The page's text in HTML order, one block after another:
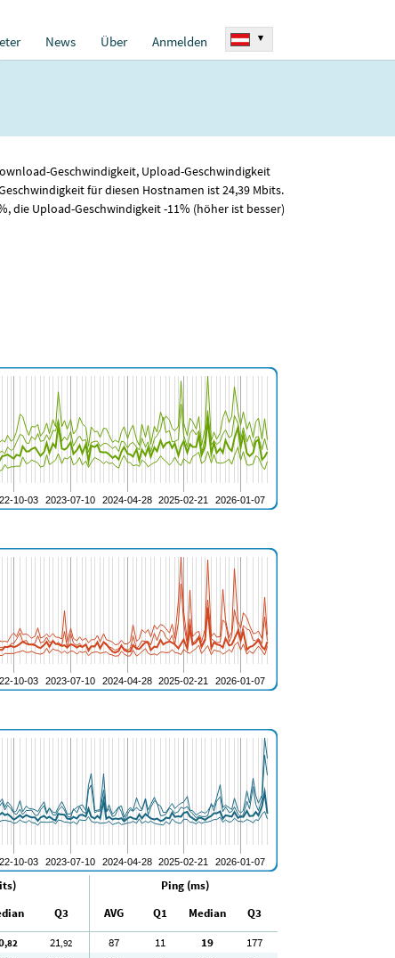
News Über Anmelden ▾
Geschwindigkeit, Upload-Geschwindigkeit
für diesen Hostnamen ist 24,39 Mbits.
die Upload-Geschwindigkeit -11% (höher ist besser)
Ping (ms)
Q3 AVG Q1 Median
Q3
,82 21,92 87 11 19
177